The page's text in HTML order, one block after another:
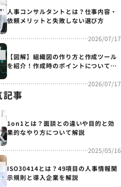
人事コンサルタントとは？仕事内容・
依頼メリットと失敗しない選び方
2026/07/17
【図解】組織図の作り方と作成ツール
を紹介！作成時のポイントについても
2026/07/17
記事
1on1とは？面談との違いや目的と効
果的なやり方について解説
2025/05/16
ISO30414とは？49項目の人事情報開
示規則と導入企業を解説